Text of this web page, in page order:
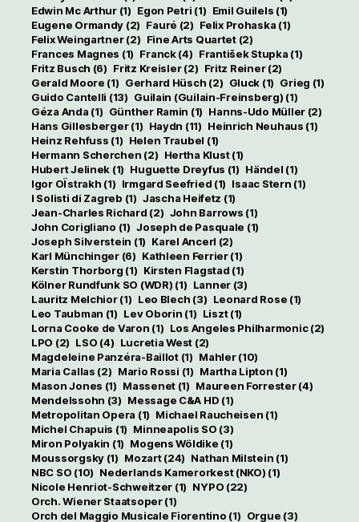
Edwin Mc Arthur(1) Egon Petri (1) Emil Guilels (1)
Eugene Ormandy (2) Fauré (2) Felix Prohaska (1)
Felix Weingartner(2) Fine Arts Quartet(2)
Frances Magnes (1) Franck(4) František Stupka (1)
Fritz Busch (6) Fritz Kreisler(2) Fritz Reiner(2)
Gerald Moore (1) Gerhard Hüsch (2) Gluck (1) Grieg (1)
Guido Cantelli (13) Guilain (Guilain-Freinsberg) (1)
Géza Anda (1) Günther Ramin (1) Hanns-Udo Müller (2)
Hans Gillesberger(1) Haydn (11) Heinrich Neuhaus (1)
Heinz Rehfuss (1) Helen Traubel (1)
Hermann Scherchen (2) Hertha Klust(1)
Hubert Jelinek (1) Huguette Dreyfus (1) Händel (1)
Igor OÏstrakh (1) Irmgard Seefried (1) Isaac Stern (1)
I Solisti di Zagreb (1) Jascha Heifetz (1)
Jean-Charles Richard (2) John Barrows (1)
John Corigliano (1) Joseph de Pasquale (1)
Joseph Silverstein (1) Karel Ancerl (2)
Karl Münchinger(6) Kathleen Ferrier(1)
Kerstin Thorborg (1) Kirsten Flagstad (1)
Kölner Rundfunk SO (WDR) (1) Lanner (3)
Lauritz Melchior(1) Leo Blech (3) Leonard Rose (1)
Leo Taubman (1) Lev Oborin (1) Liszt(1)
Lorna Cooke de Varon (1) Los Angeles Philharmonic(2)
LPO (2) LSO (4) Lucretia West (2)
Magdeleine Panzéra-Baillot(1) Mahler(10)
Maria Callas (2) Mario Rossi (1) Martha Lipton (1)
Mason Jones (1) Massenet(1) Maureen Forrester(4)
Mendelssohn (3) Message C&A HD (1)
Metropolitan Opera (1) Michael Raucheisen (1)
Michel Chapuis (1) Minneapolis SO (3)
Miron Polyakin (1) Mogens Wöldike (1)
Moussorgsky(1) Mozart(24) Nathan Milstein (1)
NBC SO (10) Nederlands Kamerorkest (NKO) (1)
Nicole Henriot-Schweitzer (1) NYPO (22)
Orch. Wiener Staatsoper(1)
Orch del Maggio Musicale Fiorentino (1) Orgue (3)